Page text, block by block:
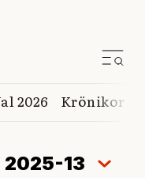
2026 Krönikor
13